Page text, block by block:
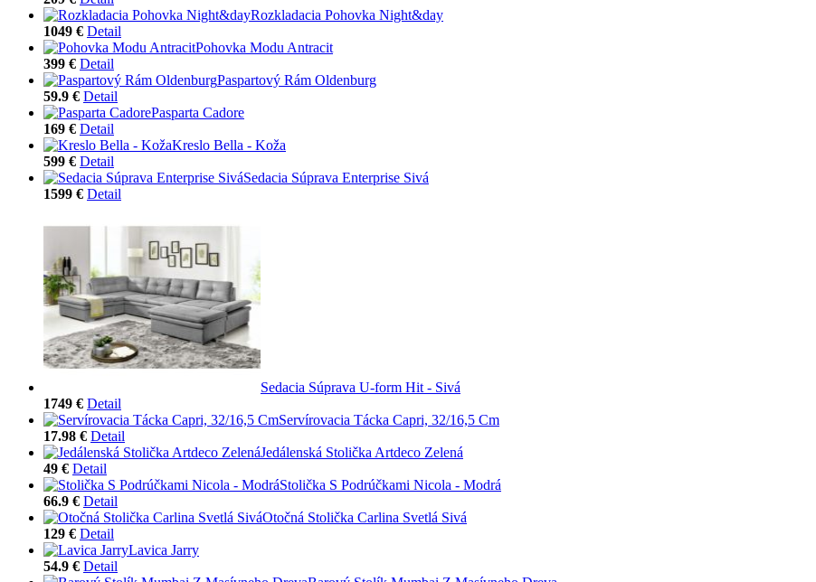
Rozkladacia Pohovka Night&day
1049 € Detail
Pohovka Modu Antracit
399 € Detail
Paspartový Rám Oldenburg
59.9 € Detail
Pasparta Cadore
169 € Detail
Kreslo Bella - Koža
599 € Detail
Sedacia Súprava Enterprise Sivá
1599 € Detail
Sedacia Súprava U-form Hit - Sivá
1749 € Detail
Servírovacia Tácka Capri, 32/16,5 Cm
17.98 € Detail
Jedálenská Stolička Artdeco Zelená
49 € Detail
Stolička S Podrúčkami Nicola - Modrá
66.9 € Detail
Otočná Stolička Carlina Svetlá Sivá
129 € Detail
Lavica Jarry
54.9 € Detail